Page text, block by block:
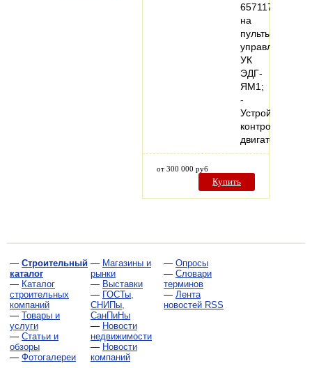
657117.001
на
пульты
управления
УК
ЭДГ-
ЯМ1;
-
Устройство
контроля
двигателя…
от 300 000 руб
Купить
— Строительный
каталог
— Каталог
строительных
компаний
— Товары и
услуги
— Статьи и
обзоры
— Фотогалереи
— Магазины и
рынки
— Выставки
— ГОСТы,
СНИПы,
СанПиНы
— Новости
недвижимости
— Новости
компаний
— Опросы
— Словари
терминов
— Лента
новостей RSS